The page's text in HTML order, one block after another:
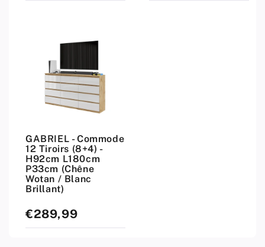
GABRIEL - Commode
12 Tiroirs (8+4) -
H92cm L180cm
P33cm (Chêne
Wotan / Blanc
Brillant)
Prix
standard
€289,99